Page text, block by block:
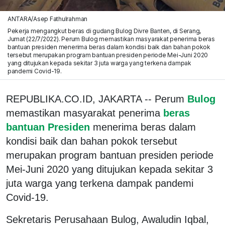
ANTARA/Asep Fathulrahman
Pekerja mengangkut beras di gudang Bulog Divre Banten, di Serang,
Jumat (22/7/2022). Perum Bulog memastikan masyarakat penerima beras
bantuan presiden menerima beras dalam kondisi baik dan bahan pokok
tersebut merupakan program bantuan presiden periode Mei-Juni 2020
yang ditujukan kepada sekitar 3 juta warga yang terkena dampak
pandemi Covid-19.
REPUBLIKA.CO.ID, JAKARTA -- Perum Bulog
memastikan masyarakat penerima beras
bantuan Presiden menerima beras dalam
kondisi baik dan bahan pokok tersebut
merupakan program bantuan presiden periode
Mei-Juni 2020 yang ditujukan kepada sekitar 3
juta warga yang terkena dampak pandemi
Covid-19.
Sekretaris Perusahaan Bulog, Awaludin Iqbal,